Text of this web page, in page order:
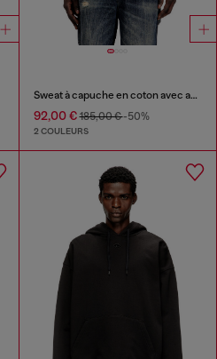
Sweat à capuche en coton avec appliqué D
92,00 €185,00 €-50%
2 COULEURS